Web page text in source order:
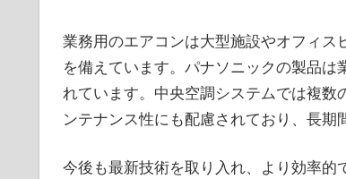
業務用のエアコンは大型施設やオフィ
を備えています。パナソニックの製品
れています。中央空調システムでは複
ンテナンス性にも配慮されており、長期
今後も最新技術を取り入れ、より効率的